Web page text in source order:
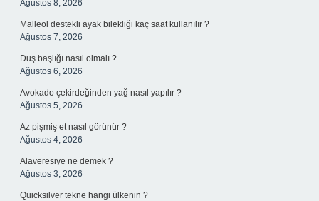
Ağustos 8, 2026
Malleol destekli ayak bilekliği kaç saat kullanılır ?
Ağustos 7, 2026
Duş başlığı nasıl olmalı ?
Ağustos 6, 2026
Avokado çekirdeğinden yağ nasıl yapılır ?
Ağustos 5, 2026
Az pişmiş et nasıl görünür ?
Ağustos 4, 2026
Alaveresiye ne demek ?
Ağustos 3, 2026
Quicksilver tekne hangi ülkenin ?